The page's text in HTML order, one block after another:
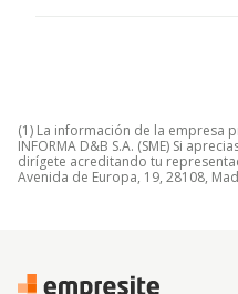
(1) La información de la empresa
INFORMA D&B S.A. (SME) Si
dirígete acreditando tu
Avenida de Europa, 19, 28108,